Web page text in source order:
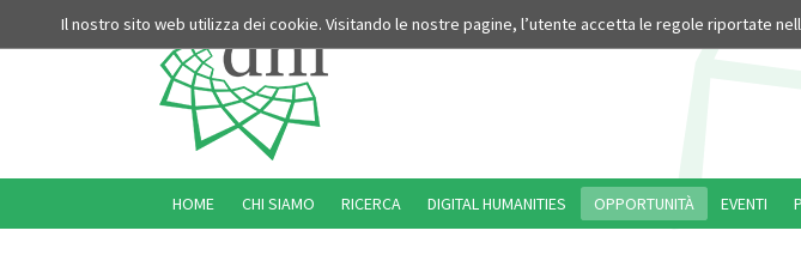
Il nostro sito web utilizza dei cookie. Visitando le nostre pagine, l’utente accetta le regole riportate
HOME CHI SIAMO RICERCA DIGITAL HUMANITIES OPPORTUNITÀ EVENTI